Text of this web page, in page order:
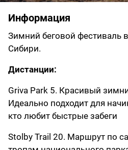
Информация
Зимний беговой фестиваль
Сибири.
Дистанции:
Griva Park 5. Красивый
Идеально подходит для
кто любит быстрые забеги
Stolby Trail 20. Маршрут по